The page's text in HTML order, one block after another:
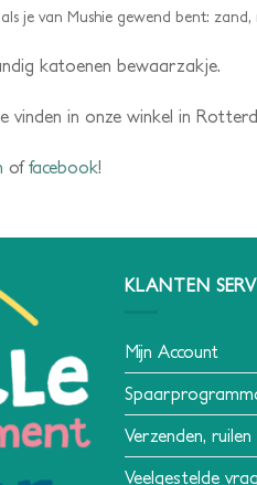
je van Mushie gewend bent:
katoenen bewaarzakje.
vinden in onze winkel in
offacebook!
KLANTEN
Mijn Account
Verzenden,
Veelgestelde